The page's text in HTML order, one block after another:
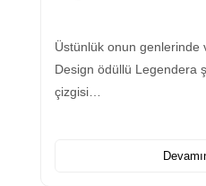
Üstünlük onun genlerinde
Design ödüllü Legendera
çizgisi…